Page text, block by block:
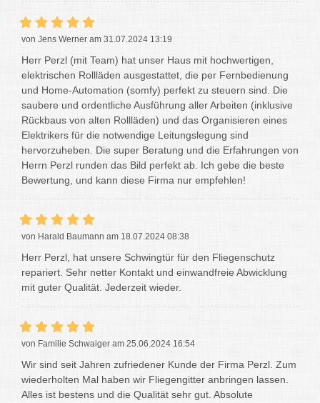
von Jens Werner am 31.07.2024 13:19
Herr Perzl (mit Team) hat unser Haus mit hochwertigen,
elektrischen Rollläden ausgestattet, die per Fernbedienung
und Home-Automation (somfy) perfekt zu steuern sind. Die
saubere und ordentliche Ausführung aller Arbeiten (inklusive
Rückbaus von alten Rollläden) und das Organisieren eines
Elektrikers für die notwendige Leitungslegung sind
hervorzuheben. Die super Beratung und die Erfahrungen von
Herrn Perzl runden das Bild perfekt ab. Ich gebe die beste
Bewertung, und kann diese Firma nur empfehlen!
von Harald Baumann am 18.07.2024 08:38
Herr Perzl, hat unsere Schwingtür für den Fliegenschutz
repariert. Sehr netter Kontakt und einwandfreie Abwicklung
mit guter Qualität. Jederzeit wieder.
von Familie Schwaiger am 25.06.2024 16:54
Wir sind seit Jahren zufriedener Kunde der Firma Perzl. Zum
wiederholten Mal haben wir Fliegengitter anbringen lassen.
Alles ist bestens und die Qualität sehr gut. Absolute